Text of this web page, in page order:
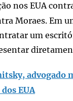
nos EUA
Moraes. Em
um
advogado
EUA